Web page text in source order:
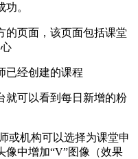
。
的页面，该页面包括课堂
已经创建的课程
就可以看到每日新增的粉
或机构可以选择为课堂申
中增加“V”图像（效果